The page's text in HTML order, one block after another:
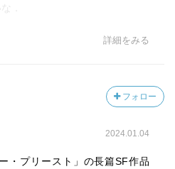
．
詳細をみる
フォロー
2024.01.04
・プリースト」の長篇SF作品